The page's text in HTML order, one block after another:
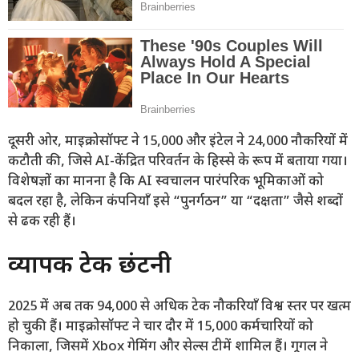
दूसरी ओर, माइक्रोसॉफ्ट ने 15,000 और इंटेल ने 24,000 नौकरियों में
कटौती की, जिसे AI-केंद्रित परिवर्तन के हिस्से के रूप में बताया गया।
विशेषज्ञों का मानना है कि AI स्वचालन पारंपरिक भूमिकाओं को
बदल रहा है, लेकिन कंपनियाँ इसे “पुनर्गठन” या “दक्षता” जैसे शब्दों
से ढक रही हैं।
व्यापक टेक छंटनी
2025 में अब तक 94,000 से अधिक टेक नौकरियाँ विश्व स्तर पर खत्म
हो चुकी हैं। माइक्रोसॉफ्ट ने चार दौर में 15,000 कर्मचारियों को
निकाला, जिसमें Xbox गेमिंग और सेल्स टीमें शामिल हैं। गूगल ने